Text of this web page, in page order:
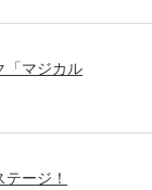
「マジカル
ージ！